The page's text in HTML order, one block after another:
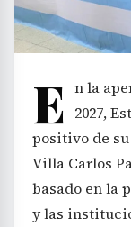
E n la
2027,
positivo de
Villa Carlos
basado en la
y las